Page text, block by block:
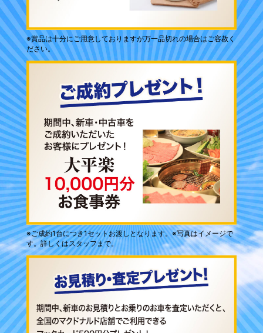
※賞品は十分にご用意しておりますが万一品切れの場合はご容赦く
ださい。
※ご成約1台につき1セットお渡しとなります。※写真はイメージで
す。詳しくはスタッフまで。